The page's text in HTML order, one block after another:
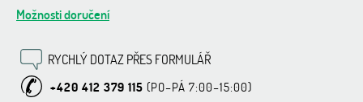
Možnosti doručení
RYCHLÝ DOTAZ PŘES FORMULÁŘ
+420 412 379 115